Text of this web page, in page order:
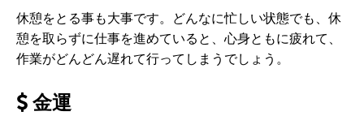
休憩をとる事も大事です。どんなに忙しい状態でも、休
憩を取らずに仕事を進めていると、心身ともに疲れて、
作業がどんどん遅れて行ってしまうでしょう。
金運